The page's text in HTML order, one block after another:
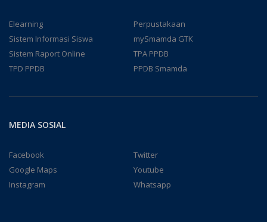
Elearning
Perpustakaan
Sistem Informasi Siswa
mySmamda GTK
Sistem Raport Online
TPA PPDB
TPD PPDB
PPDB Smamda
MEDIA SOSIAL
Facebook
Twitter
Google Maps
Youtube
Instagram
Whatsapp